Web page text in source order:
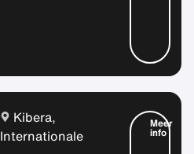
Kibera,
Internationale
Meer
info